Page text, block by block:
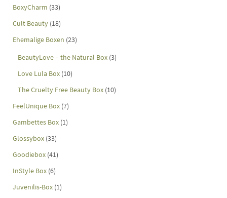
BoxyCharm (33)
Cult Beauty (18)
Ehemalige Boxen (23)
BeautyLove – the Natural Box (3)
Love Lula Box (10)
The Cruelty Free Beauty Box (10)
FeelUnique Box (7)
Gambettes Box (1)
Glossybox (33)
Goodiebox (41)
InStyle Box (6)
Juvenilis-Box (1)